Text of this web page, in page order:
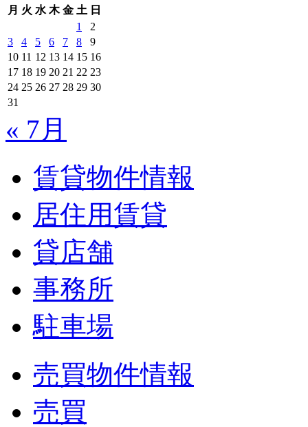
月 火 水 木 金 土 日
1
2
3
4 5 6 7 8
9
10 11 12 13 14 15 16
17 18 19 20 21 22 23
24 25 26 27 28 29 30
31
« 7月
賃貸物件情報
居住用賃貸
貸店舗
事務所
駐車場
売買物件情報
売買